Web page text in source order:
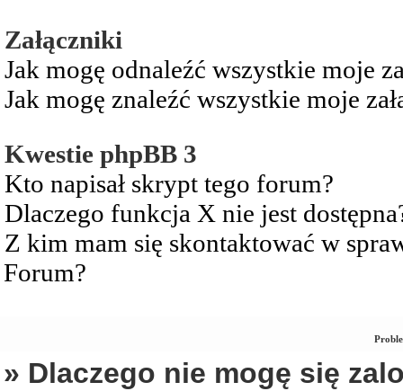
Załączniki
Jak mogę odnaleźć wszystkie moje
Jak mogę znaleźć wszystkie moje
Kwestie phpBB 3
Kto napisał skrypt tego forum?
Dlaczego funkcja X nie jest
Z kim mam się skontaktować w
Forum?
» Dlaczego nie mogę się